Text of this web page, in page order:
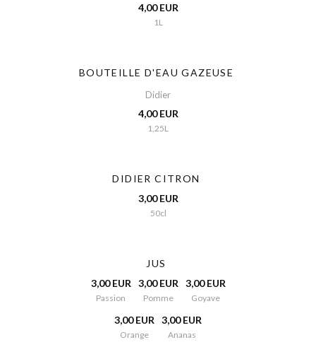
4,00 EUR
1L
BOUTEILLE D'EAU GAZEUSE
Didier
4,00 EUR
1,25L
DIDIER CITRON
3,00 EUR
50cl
JUS
3,00 EUR
Passion
3,00 EUR
Pomme
3,00 EUR
Goyave
3,00 EUR
Orange
3,00 EUR
Ananas